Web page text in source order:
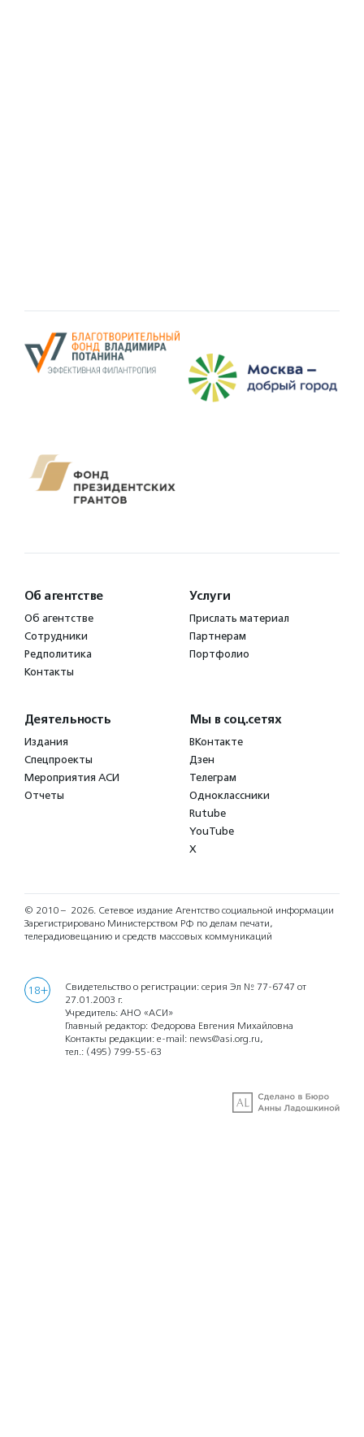
Об агентстве
Об агентстве
Сотрудники
Редполитика
Контакты
Услуги
Прислать материал
Партнерам
Портфолио
Деятельность
Издания
Спецпроекты
Мероприятия АСИ
Отчеты
Мы в соц.сетях
ВКонтакте
Дзен
Телеграм
Одноклассники
Rutube
YouTube
X
© 2010 – 2026. Сетевое издание Агентство социальной информации
Зарегистрировано Министерством РФ по делам печати,
телерадиовещанию и средств массовых коммуникаций
18+
Свидетельство о регистрации: серия Эл № 77-6747 от
27.01.2003 г.
Учредитель: АНО «АСИ»
Главный редактор: Федорова Евгения Михайловна
Контакты редакции: e-mail: news@asi.org.ru,
тел.: (495) 799-55-63